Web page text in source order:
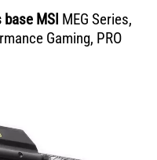
base MSI MEG Series,
Gaming, PRO